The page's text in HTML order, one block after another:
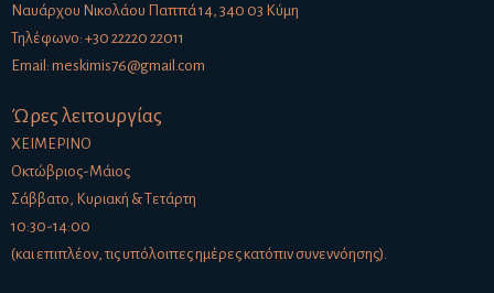
Ναυάρχου Νικολάου Παππά 14, 340 03 Κύμη
Τηλέφωνο: +30 22220 22011
Email: meskimis76@gmail.com
Ώρες λειτουργίας
ΧΕΙΜΕΡΙΝΟ
Οκτώβριος-Μάιος
Σάββατο, Κυριακή & Τετάρτη
10:30-14:00
(και επιπλέον, τις υπόλοιπες ημέρες κατόπιν συνεννόησης).